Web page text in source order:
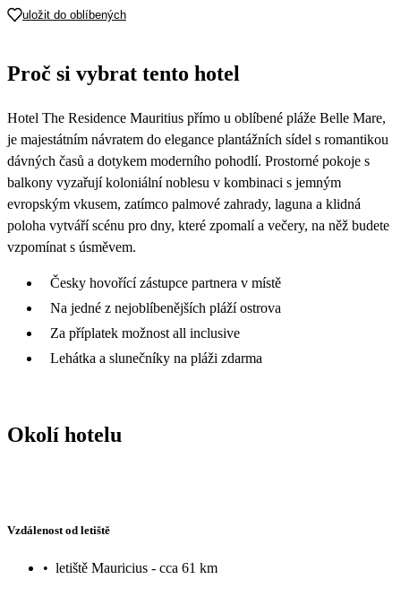
17
91 559
18
73 299
82 519 62 329 58 339 77 379
68 169
uložit do oblíbených
Proč si vybrat tento hotel
Hotel The Residence Mauritius přímo u oblíbené pláže Belle Mare,
je majestátním návratem do elegance plantážních sídel s romantikou
dávných časů a dotykem moderního pohodlí. Prostorné pokoje s
balkony vyzařují koloniální noblesu v kombinaci s jemným
evropským vkusem, zatímco palmové zahrady, laguna a klidná
poloha vytváří scénu pro dny, které zpomalí a večery, na něž budete
vzpomínat s úsměvem.
Česky hovořící zástupce partnera v místě
Na jedné z nejoblíbenějších pláží ostrova
Za příplatek možnost all inclusive
Lehátka a slunečníky na pláži zdarma
Okolí hotelu
Vzdálenost od letiště
• letiště Mauricius - cca 61 km